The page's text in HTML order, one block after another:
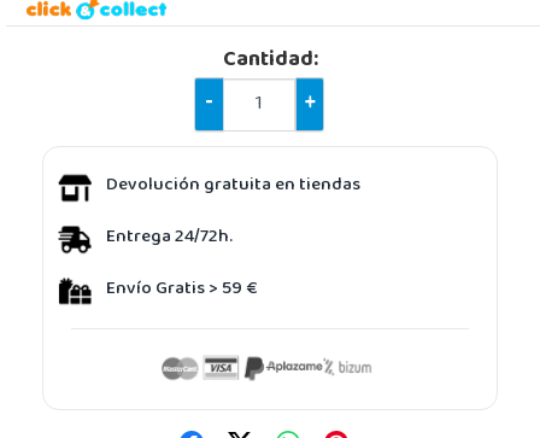
Cantidad:
-
+
Devolución gratuita en tiendas
Entrega 24/72h.
Envío Gratis > 59 €